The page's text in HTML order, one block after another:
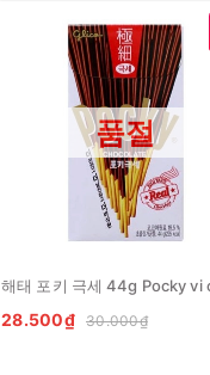
품절
28.500₫ 30.000₫